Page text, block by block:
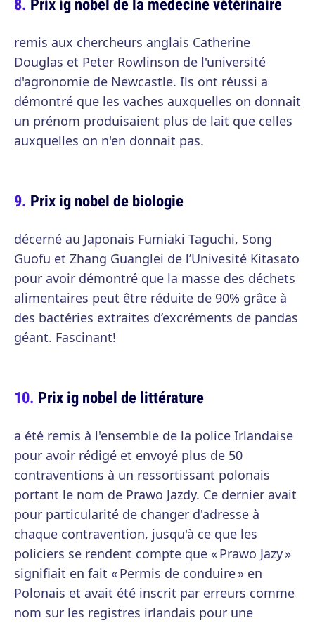
remis aux chercheurs anglais Catherine
Douglas et Peter Rowlinson de l'université
d'agronomie de Newcastle. Ils ont réussi a
démontré que les vaches auxquelles on donnait
un prénom produisaient plus de lait que celles
auxquelles on n'en donnait pas.
Prix ig nobel de biologie
décerné au Japonais Fumiaki Taguchi, Song
Guofu et Zhang Guanglei de l’Univesité Kitasato
pour avoir démontré que la masse des déchets
alimentaires peut être réduite de 90% grâce à
des bactéries extraites d’excréments de pandas
géant. Fascinant!
Prix ig nobel de littérature
a été remis à l'ensemble de la police Irlandaise
pour avoir rédigé et envoyé plus de 50
contraventions à un ressortissant polonais
portant le nom de Prawo Jazdy. Ce dernier avait
pour particularité de changer d'adresse à
chaque contravention, jusqu'à ce que les
policiers se rendent compte que « Prawo Jazy »
signifiait en fait « Permis de conduire » en
Polonais et avait été inscrit par erreurs comme
nom sur les registres irlandais pour une